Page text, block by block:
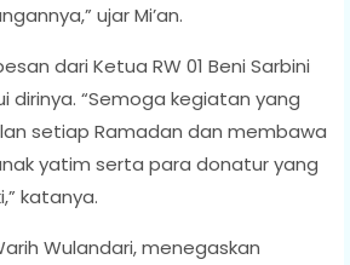
ujar Mi’an.
dari Ketua RW 01 Beni Sarbini
dirinya. “Semoga kegiatan yang
setiap Ramadan dan membawa
yatim serta para donatur yang
katanya.
Wulandari, menegaskan